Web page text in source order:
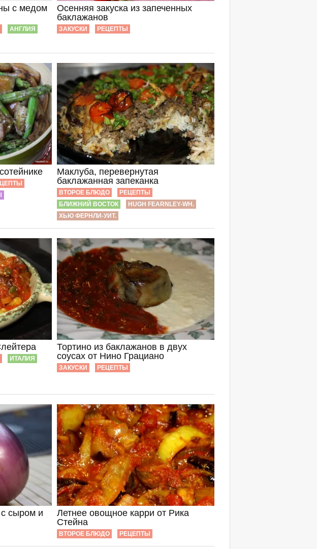
с медом
АНГЛИЯ
Осенняя закуска из запеченных
баклажанов
ЗАКУСКИ РЕЦЕПТЫ
Маклуба, перевернутая
баклажанная запеканка
ВТОРОЕ БЛЮДО
РЕЦЕПТЫ
БЛИЖНИЙ ВОСТОК
HUGH FEARNLEY-WH.
ХЬЮ ФЕРНЛИ-УИТ.
ИТАЛИЯ
Тортино из баклажанов в двух
соусах от Нино Грациано
ЗАКУСКИ РЕЦЕПТЫ
сыром и
Летнее овощное карри от Рика
Стейна
ВТОРОЕ БЛЮДО РЕЦЕПТЫ